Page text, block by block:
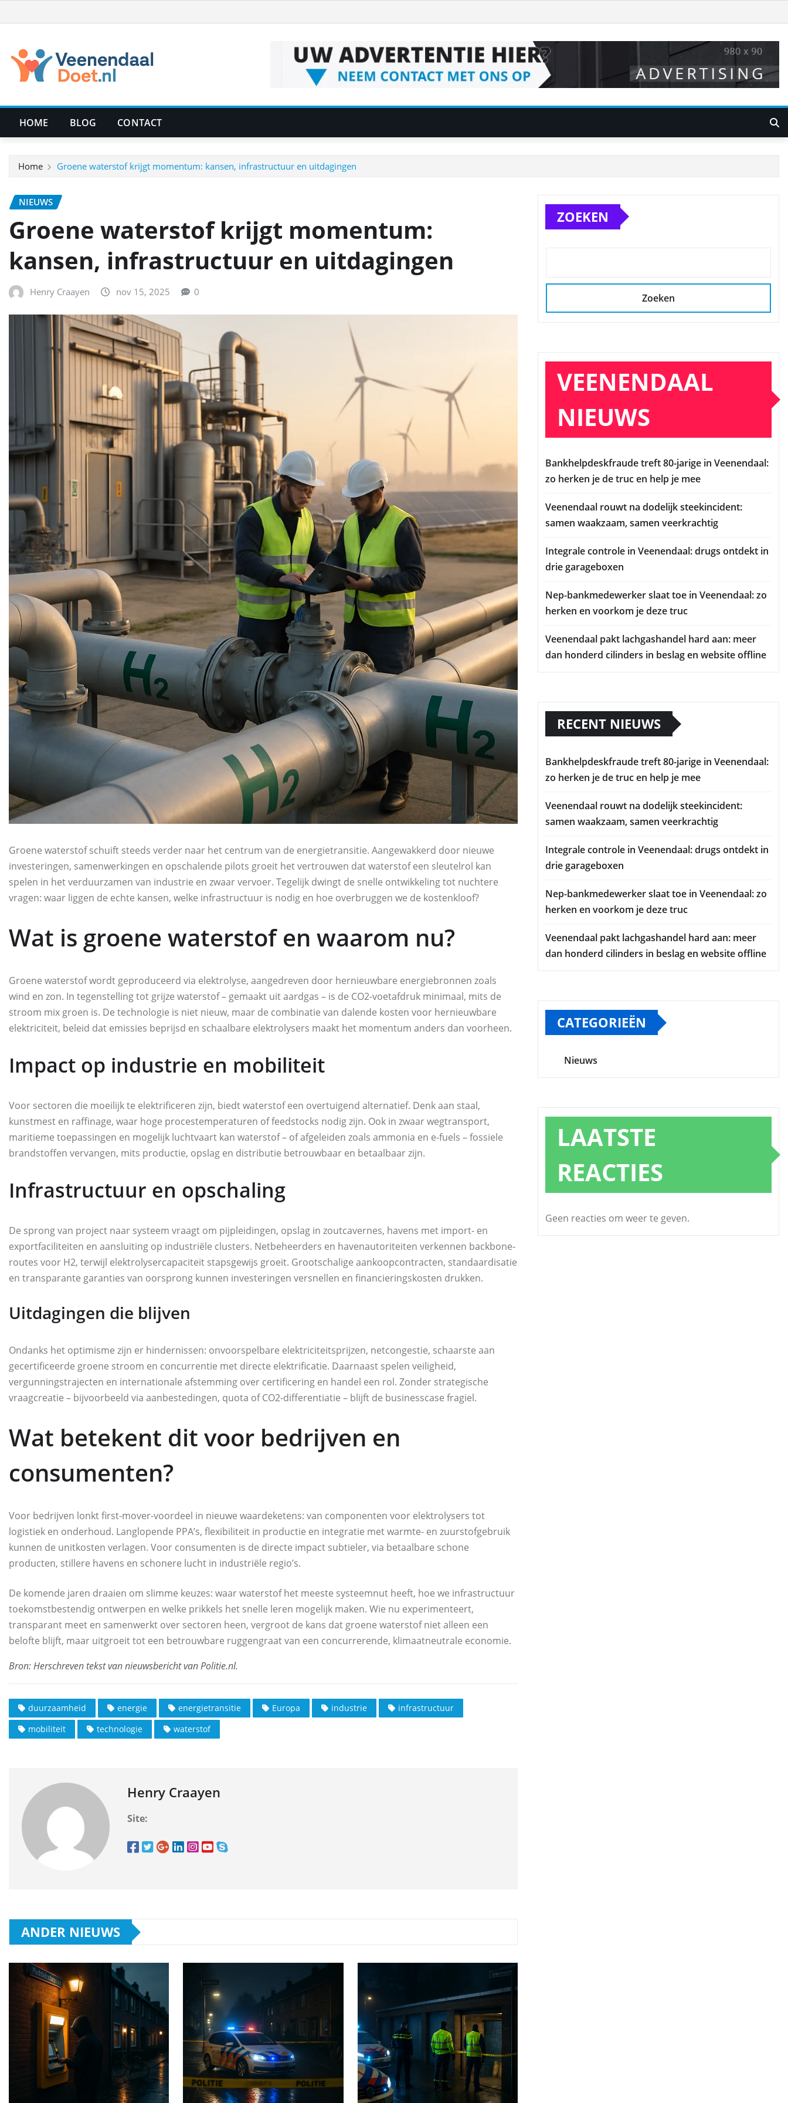
naar
inhoud
HOME BLOG CONTACT
Home Groene waterstof krijgt momentum: kansen, infrastructuur en uitdagingen
NIEUWS
Groene waterstof krijgt momentum:
kansen, infrastructuur en uitdagingen
Henry Craayen nov 15, 2025 0
Groene waterstof schuift steeds verder naar het centrum van de energietransitie. Aangewakkerd door nieuwe
investeringen, samenwerkingen en opschalende pilots groeit het vertrouwen dat waterstof een sleutelrol kan
spelen in het verduurzamen van industrie en zwaar vervoer. Tegelijk dwingt de snelle ontwikkeling tot nuchtere
vragen: waar liggen de echte kansen, welke infrastructuur is nodig en hoe overbruggen we de kostenkloof?
Wat is groene waterstof en waarom nu?
Groene waterstof wordt geproduceerd via elektrolyse, aangedreven door hernieuwbare energiebronnen zoals
wind en zon. In tegenstelling tot grijze waterstof – gemaakt uit aardgas – is de CO2-voetafdruk minimaal, mits de
stroom mix groen is. De technologie is niet nieuw, maar de combinatie van dalende kosten voor hernieuwbare
elektriciteit, beleid dat emissies beprijsd en schaalbare elektrolysers maakt het momentum anders dan voorheen.
Impact op industrie en mobiliteit
Voor sectoren die moeilijk te elektrificeren zijn, biedt waterstof een overtuigend alternatief. Denk aan staal,
kunstmest en raffinage, waar hoge procestemperaturen of feedstocks nodig zijn. Ook in zwaar wegtransport,
maritieme toepassingen en mogelijk luchtvaart kan waterstof – of afgeleiden zoals ammonia en e-fuels – fossiele
brandstoffen vervangen, mits productie, opslag en distributie betrouwbaar en betaalbaar zijn.
Infrastructuur en opschaling
De sprong van project naar systeem vraagt om pijpleidingen, opslag in zoutcavernes, havens met import- en
exportfaciliteiten en aansluiting op industriële clusters. Netbeheerders en havenautoriteiten verkennen backbone-
routes voor H2, terwijl elektrolysercapaciteit stapsgewijs groeit. Grootschalige aankoopcontracten, standaardisatie
en transparante garanties van oorsprong kunnen investeringen versnellen en financieringskosten drukken.
Uitdagingen die blijven
Ondanks het optimisme zijn er hindernissen: onvoorspelbare elektriciteitsprijzen, netcongestie, schaarste aan
gecertificeerde groene stroom en concurrentie met directe elektrificatie. Daarnaast spelen veiligheid,
vergunningstrajecten en internationale afstemming over certificering en handel een rol. Zonder strategische
vraagcreatie – bijvoorbeeld via aanbestedingen, quota of CO2-differentiatie – blijft de businesscase fragiel.
Wat betekent dit voor bedrijven en
consumenten?
Voor bedrijven lonkt first-mover-voordeel in nieuwe waardeketens: van componenten voor elektrolysers tot
logistiek en onderhoud. Langlopende PPA’s, flexibiliteit in productie en integratie met warmte- en zuurstofgebruik
kunnen de unitkosten verlagen. Voor consumenten is de directe impact subtieler, via betaalbare schone
producten, stillere havens en schonere lucht in industriële regio’s.
De komende jaren draaien om slimme keuzes: waar waterstof het meeste systeemnut heeft, hoe we infrastructuur
toekomstbestendig ontwerpen en welke prikkels het snelle leren mogelijk maken. Wie nu experimenteert,
transparant meet en samenwerkt over sectoren heen, vergroot de kans dat groene waterstof niet alleen een
belofte blijft, maar uitgroeit tot een betrouwbare ruggengraat van een concurrerende, klimaatneutrale economie.
duurzaamheid energie energietransitie Europa industrie
infrastructuur
mobiliteit
technologie waterstof
Henry Craayen
Site:
ANDER NIEUWS
ZOEKEN
Zoeken
VEENENDAAL
NIEUWS
Bankhelpdeskfraude treft 80-jarige in Veenendaal:
zo herken je de truc en help je mee
Veenendaal rouwt na dodelijk steekincident:
samen waakzaam, samen veerkrachtig
Integrale controle in Veenendaal: drugs ontdekt in
drie garageboxen
Nep-bankmedewerker slaat toe in Veenendaal: zo
herken en voorkom je deze truc
Veenendaal pakt lachgashandel hard aan: meer
dan honderd cilinders in beslag en website offline
RECENT NIEUWS
Bankhelpdeskfraude treft 80-jarige in Veenendaal:
zo herken je de truc en help je mee
Veenendaal rouwt na dodelijk steekincident:
samen waakzaam, samen veerkrachtig
Integrale controle in Veenendaal: drugs ontdekt in
drie garageboxen
Nep-bankmedewerker slaat toe in Veenendaal: zo
herken en voorkom je deze truc
Veenendaal pakt lachgashandel hard aan: meer
dan honderd cilinders in beslag en website offline
CATEGORIEËN
Nieuws
LAATSTE
REACTIES
Geen reacties om weer te geven.